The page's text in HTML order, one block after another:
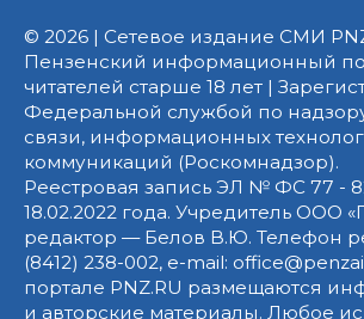
© 2026 | Сетевое издание СМИ
Пензенский информационный
читателей старше 18 лет |
Федеральной службой по
связи, информационных
коммуникаций (Роскомнадзор).
Реестровая запись ЭЛ № ФС 77 -
18.02.2022 года. Учредитель ООО
редактор — Белов В.Ю. Телефон
(8412) 238-002, e-mail:
портале PNZ.RU размещаются
и авторские материалы. Любое